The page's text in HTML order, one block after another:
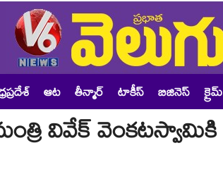
ఆట తీన్మార్ టాకీస్ బిజినెస్ క్రైమ్
వివేక్ వెంకటస్వామికి